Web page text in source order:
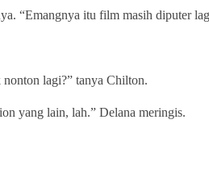
“Emangnya itu film masih diputer
lagi?” tanya Chilton.
yang lain, lah.” Delana meringis.